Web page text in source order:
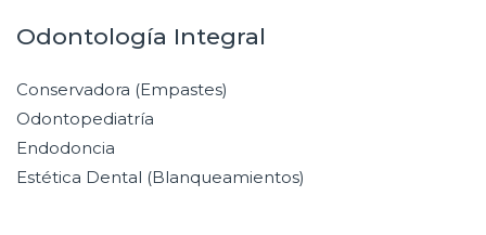
Odontología Integral
Conservadora (Empastes)
Odontopediatría
Endodoncia
Estética Dental (Blanqueamientos)